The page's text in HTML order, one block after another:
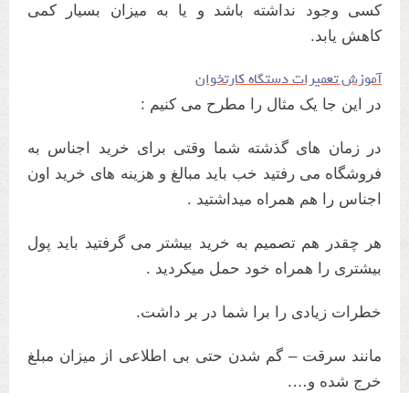
کسی وجود نداشته باشد و یا به میزان بسیار کمی
کاهش یابد.
آموزش تعمیرات دستگاه کارتخوان
در این جا یک مثال را مطرح می کنیم :
در زمان های گذشته شما وقتی برای خرید اجناس به
فروشگاه می رفتید خب باید مبالغ و هزینه های خرید اون
اجناس را هم همراه میداشتید .
هر چقدر هم تصمیم به خرید بیشتر می گرفتید باید پول
بیشتری را همراه خود حمل میکردید .
خطرات زیادی را برا شما در بر داشت.
مانند سرقت – گم شدن حتی بی اطلاعی از میزان مبلغ
خرج شده و….